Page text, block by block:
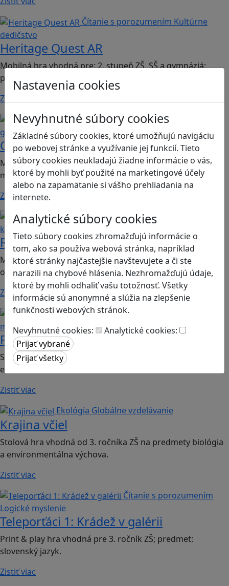
Nastavenia cookies
Nevyhnutné súbory cookies
Základné súbory cookies, ktoré umožňujú navigáciu
po webovej stránke a využívanie jej funkcií. Tieto
súbory cookies neukladajú žiadne informácie o vás,
ktoré by mohli byť použité na marketingové účely
alebo na zapamätanie si vášho prehliadania na
internete.
Analytické súbory cookies
Tieto súbory cookies zhromažďujú informácie o
tom, ako sa používa webová stránka, napríklad
ktoré stránky najčastejšie navštevujete a či ste
narazili na chybové hlásenia. Nezhromažďujú údaje,
ktoré by mohli odhaliť vašu totožnosť. Všetky
informácie sú anonymné a slúžia na zlepšenie
funkčnosti webových stránok.
Nevyhnutné cookies:
Analytické cookies:
Čítanie s porozumením Kultúrne
dedičstvo
Heritage Quest AR
Mobilná hra vhodná pre: 2. stupeň ZŠ, SŠ a gymnáziá;
predmet dejepis.
Zistiť viac
Kritické myslenie
gramotnosť
Chicken Intelligence Agency
Mobilná hra vhodná pre 2. stupeň ZŠ a SŠ; predmety:
mediálna výchova, informatika
Zistiť viac
Ľudské práva a toleranciaSociálne zručnosti a
kooperácia
Romoji
Mobilná hra vhodná pre 2. ročník ZŠ a SŠ; predmety:
občianska náuka, etická výchova.
Zistiť viac
Finančná gramotnosť
myslenie
Finančné príšery
Spoločenská hra vhodná pre 2. stupeň ZŠ a SŠ; predmet:
ekonómia
Zistiť viac
Ekológia Globálne vzdelávanie
Krajina včiel
Stolová hra vhodná od 3. ročníka ZŠ na predmety biológia
a environmentálna výchova.
Zistiť viac
Čítanie s porozumením
Logické myslenie
Teleporťáci 1: Krádež v galérii
Print & play hra vhodná pre 3. ročník ZŠ; predmet:
slovenský jazyk.
Zistiť viac